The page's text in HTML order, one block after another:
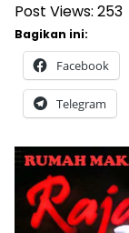
Post Views: 253
Bagikan ini:
Facebook
Telegram